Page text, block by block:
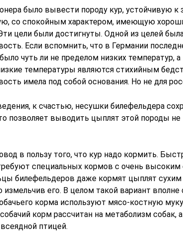
было вывести породу кур, устойчивую к
со спокойным характером, имеющую
цели были достигнуты. Одной из целей
Если вспомнить, что в Германии
чуть ли не пределом низких температур,
температуры являются стихийным
имела под собой основания. Но не для
к счастью, несушки билефельдера
позволяет выводить цыплят этой породы не
в пользу того, что кур надо кормить.
специальных кормов с очень высоким
билефельдеров даже кормят цыплят
измельчив его. В целом такой вариант вполне
корма используют мясо-костную
корм рассчитан на метаболизм собак,
птицей.